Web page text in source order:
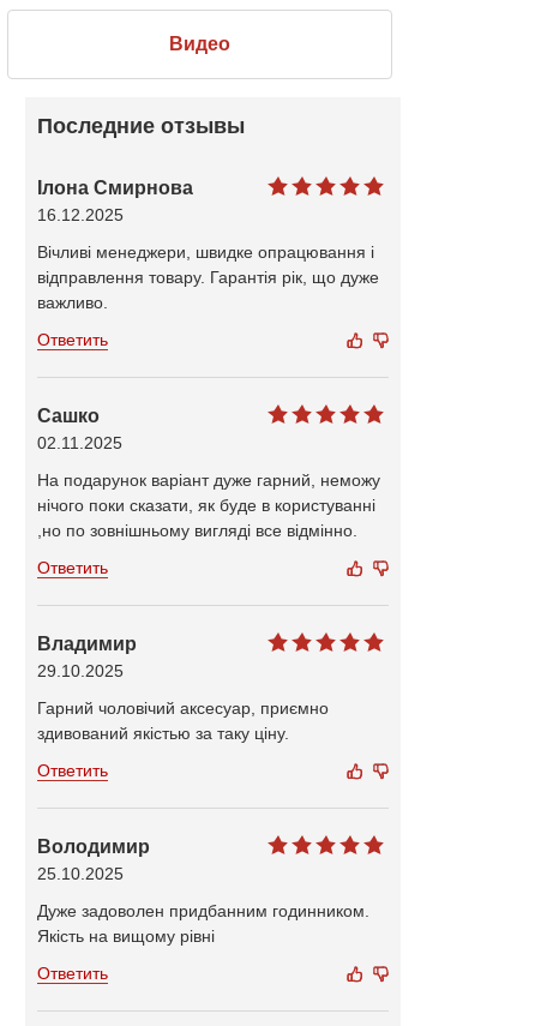
Видео
Последние отзывы
Ілона Смирнова
16.12.2025
Вічливі менеджери, швидке опрацювання і
відправлення товару. Гарантія рік, що дуже
важливо.
Ответить
Сашко
02.11.2025
На подарунок варіант дуже гарний, неможу
нічого поки сказати, як буде в користуванні
,но по зовнішньому вигляді все відмінно.
Ответить
Владимир
29.10.2025
Гарний чоловічий аксесуар, приємно
здивований якістью за таку ціну.
Ответить
Володимир
25.10.2025
Дуже задоволен придбанним годинником.
Якість на вищому рівні
Ответить